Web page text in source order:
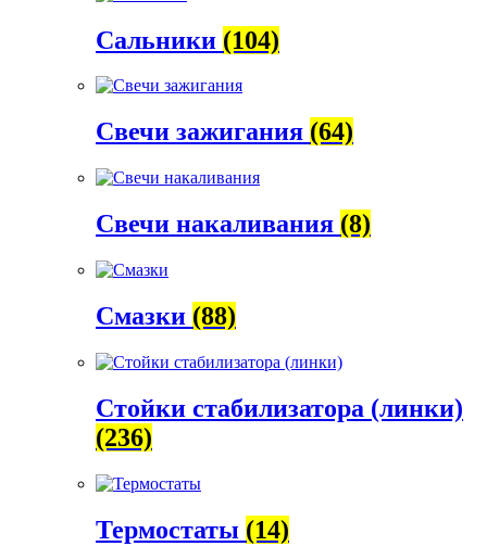
Сальники (104)
Свечи зажигания (64)
Свечи накаливания (8)
Смазки (88)
Стойки стабилизатора (линки)
(236)
Термостаты (14)